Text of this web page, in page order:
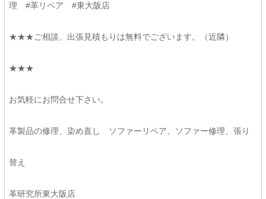
理 #革リペア #東大阪店
★★★ご相談、出張見積もりは無料でございます。（近隣）
★★★
お気軽にお問合せ下さい。
革製品の修理、染め直し ソファーリペア、ソファー修理、張り
替え
革研究所東大阪店